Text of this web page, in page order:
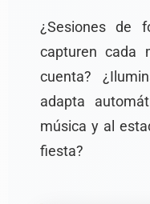
¿Sesiones de
capturen cada
cuenta?
adapta
música y al
fiesta?